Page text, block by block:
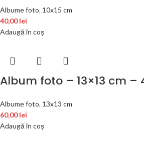
Albume foto, 10x15 cm
40,00lei
Adaugă în coș
Album foto – 13×13 cm –
Albume foto, 13x13 cm
60,00lei
Adaugă în coș